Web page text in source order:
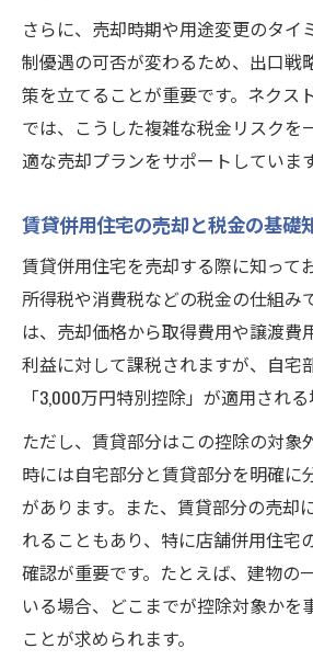
住宅ローン返済と家賃収入の
不動産を売るならネクス
社が語るローンと家賃収
賃貸併用住宅で住宅ローン
家賃収入でローン負担を
践的ポイント
ローン返済と家賃収入の
べき落とし穴
賃貸併用住宅でよくある失
解説
不動産を売るならネクストス
持つ強み
不動産を売るならネクス
社の実績と専門性
資金計画から出口戦略ま
強み
賃貸併用住宅売却に強いノ
さらに、売却時期や用途変更のタイ
制優遇の可否が変わるため、出口戦
策を立てることが重要です。ネクス
では、こうした複雑な税金リスクを
適な売却プランをサポートしています
賃貸併用住宅の売却と税金の基礎
賃貸併用住宅を売却する際に知って
所得税や消費税などの税金の仕組み
は、売却価格から取得費用や譲渡費
利益に対して課税されますが、自宅
「3,000万円特別控除」が適用される
ただし、賃貸部分はこの控除の対象
時には自宅部分と賃貸部分を明確に
があります。また、賃貸部分の売却
れることもあり、特に店舗併用住宅
確認が重要です。たとえば、建物の
いる場合、どこまでが控除対象かを
ことが求められます。